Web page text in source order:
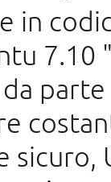
in
sicuro,